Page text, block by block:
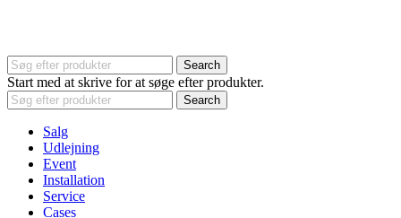
Search
Start med at skrive for at søge efter produkter.
Search
Salg
Udlejning
Event
Installation
Service
Cases